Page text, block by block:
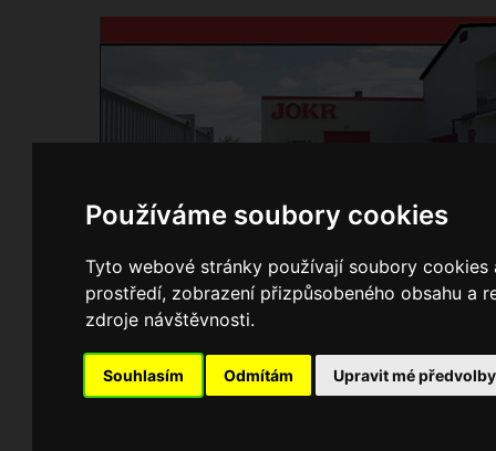
Používáme soubory cookies
Tyto webové stránky používají soubory
prostředí, zobrazení přizpůsobeného obsahu a
zdroje návštěvnosti.
Souhlasím Odmítám Upravit mé předvolby
Domů Kontakty Přihlášení Ke
Pracoviště laser
Nové pracoviště firmy
E-shop JOKR
01050284 Štít